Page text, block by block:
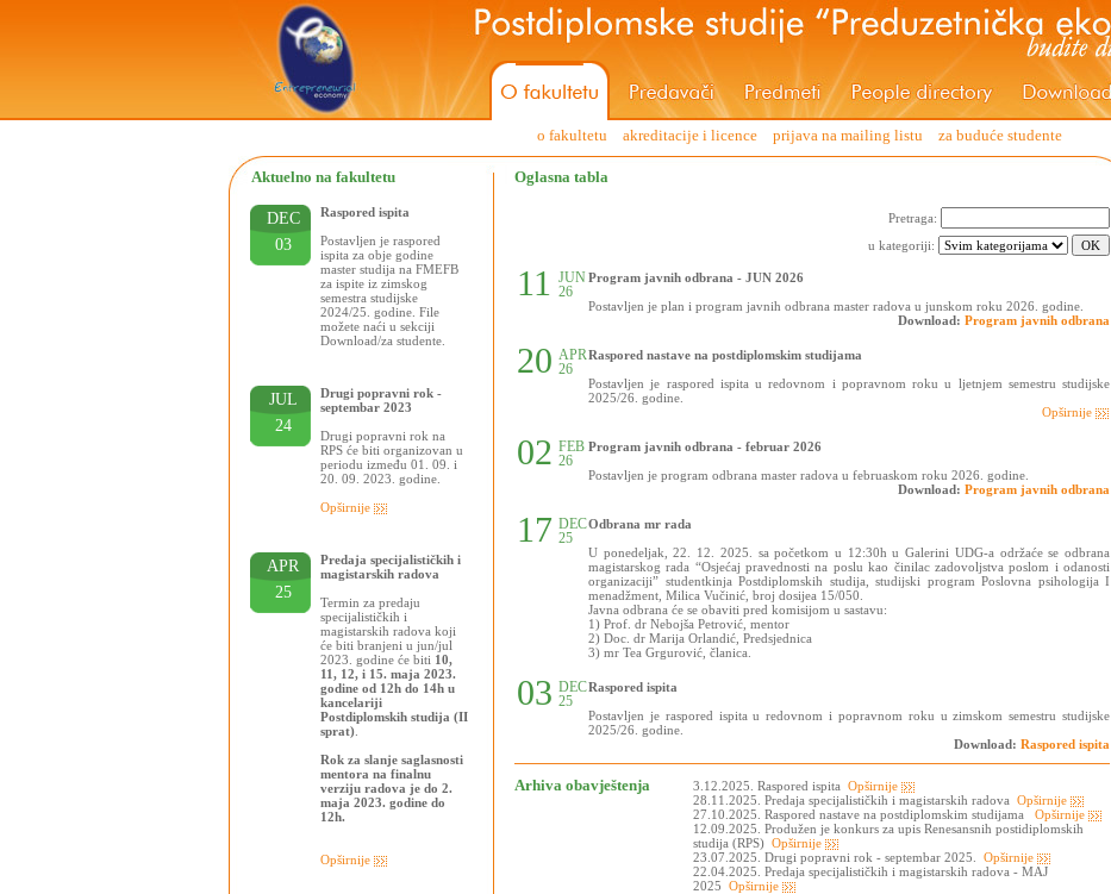
o fakultetu akreditacije i licence prijava na mailing listu za buduće studente
Aktuelno na fakultetu Oglasna tabla
DEC
03
Raspored ispita
Postavljen je raspored
ispita za obje godine
master studija na FMEFB
za ispite iz zimskog
semestra studijske
2024/25. godine. File
možete naći u sekciji
Download/za studente.
JUL
24
Drugi popravni rok -
septembar 2023
Drugi popravni rok na
RPS će biti organizovan u
periodu između 01. 09. i
20. 09. 2023. godine.
Opširnije
APR
25
Predaja specijalističkih i
magistarskih radova
Termin za predaju
specijalističkih i
magistarskih radova koji
će biti branjeni u jun/jul
2023. godine će biti 10,
11, 12, i 15. maja 2023.
godine od 12h do 14h u
kancelariji
Postdiplomskih studija (II
sprat)
Rok za slanje saglasnosti
mentora na finalnu
verziju radova je do 2.
maja 2023. godine do
12h.
Opširnije
Pretraga:
u kategoriji:
11
JUN
26
Program javnih odbrana - JUN 2026
Postavljen je plan i program javnih odbrana master radova u junskom roku 2026. godine.
Download: Program javnih odbrana
20 APR
26
Raspored nastave na postdiplomskim studijama
Postavljen je raspored ispita u redovnom i popravnom roku u ljetnjem semestru studijske
2025/26. godine.
Opširnije
02 FEB
26
Program javnih odbrana - februar 2026
Postavljen je program odbrana master radova u februaskom roku 2026. godine.
Download: Program javnih odbrana
17 DEC
25
Odbrana mr rada
U ponedeljak, 22. 12. 2025. sa početkom u 12:30h u Galerini UDG-a održaće se odbrana
magistarskog rada “Osjećaj pravednosti na poslu kao činilac zadovoljstva poslom i odanosti
organizaciji” studentkinja Postdiplomskih studija, studijski program Poslovna psihologija I
menadžment, Milica Vučinić, broj dosijea 15/050.
Javna odbrana će se obaviti pred komisijom u sastavu:
1) Prof. dr Nebojša Petrović, mentor
2) Doc. dr Marija Orlandić, Predsjednica
3) mr Tea Grgurović, članica.
03 DEC
25
Raspored ispita
Postavljen je raspored ispita u redovnom i popravnom roku u zimskom semestru studijske
2025/26. godine.
Download: Raspored ispita
Arhiva obavještenja 3.12.2025. Raspored ispita Opširnije
28.11.2025. Predaja specijalističkih i magistarskih radova Opširnije
27.10.2025. Raspored nastave na postdiplomskim studijama Opširnije
12.09.2025. Produžen je konkurs za upis Renesansnih postidiplomskih
studija (RPS) Opširnije
23.07.2025. Drugi popravni rok - septembar 2025. Opširnije
22.04.2025. Predaja specijalističkih i magistarskih radova - MAJ
2025 Opširnije